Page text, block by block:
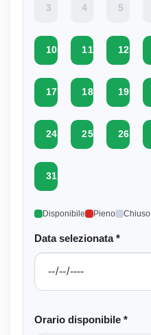
3 4 5
10 11 12
17 18 19
24 25 26
31
Disponibile Pieno Chiuso
Data selezionata *
Orario disponibile *